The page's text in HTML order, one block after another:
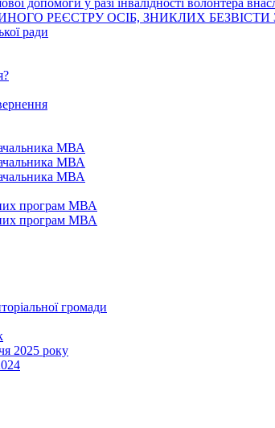
РЕЄСТРУ ОСІБ, ЗНИКЛИХ
ради
МВА
МВА
МВА
програм МВА
програм МВА
громади
2025 року